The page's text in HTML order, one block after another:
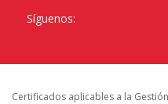
Síguenos:
Certificados aplicables a la